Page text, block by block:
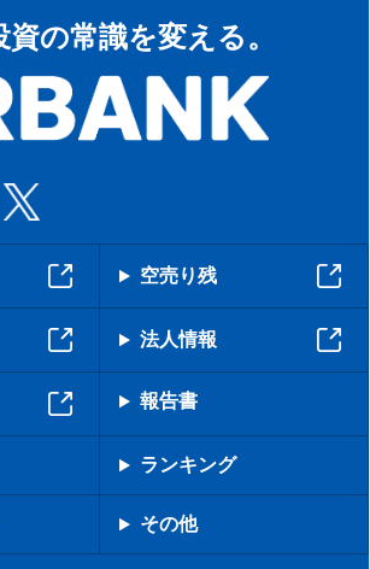
資の常識を変える。
空売り残
法人情報
報告書
ランキング
その他